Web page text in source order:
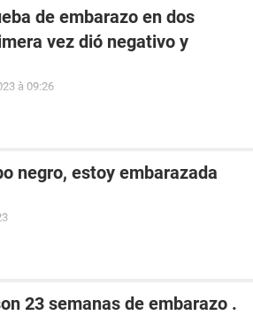
de embarazo en dos
vez dió negativo y
à 09:26
negro, estoy embarazada
23 semanas de embarazo .